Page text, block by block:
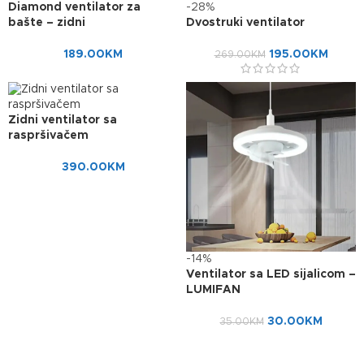
Diamond ventilator za
bašte – zidni
189.00 KM
-28%
Dvostruki ventilator
269.00KM 195.00 KM
Zidni ventilator sa
raspršivačem
390.00 KM
-14%
Ventilator sa LED sijalicom –
LUMIFAN
35.00KM 30.00 KM